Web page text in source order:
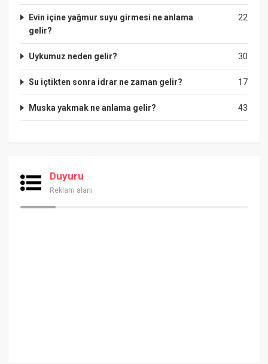
22
Evin içine yağmur suyu girmesi ne anlama
gelir?
30
Uykumuz neden gelir?
17
Su içtikten sonra idrar ne zaman gelir?
43
Muska yakmak ne anlama gelir?
Duyuru
Reklam alanı